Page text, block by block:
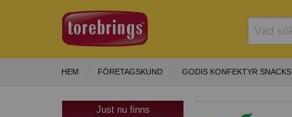
HEM FÖRETAGSKUND GODIS KONFEKTYR SNACKS
Just nu finns